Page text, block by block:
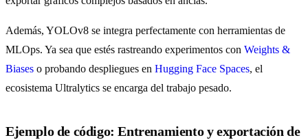
Además, YOLOv8 se integra perfectamente con herramientas de
MLOps. Ya sea que estés rastreando experimentos con Weights &
Biases o probando despliegues en Hugging Face Spaces, el
ecosistema Ultralytics se encarga del trabajo pesado.
Ejemplo de código: Entrenamiento y exportación de